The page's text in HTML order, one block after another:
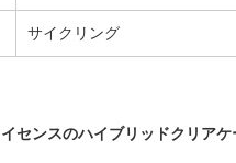
サイクリング
イセンスのハイブリッドクリア